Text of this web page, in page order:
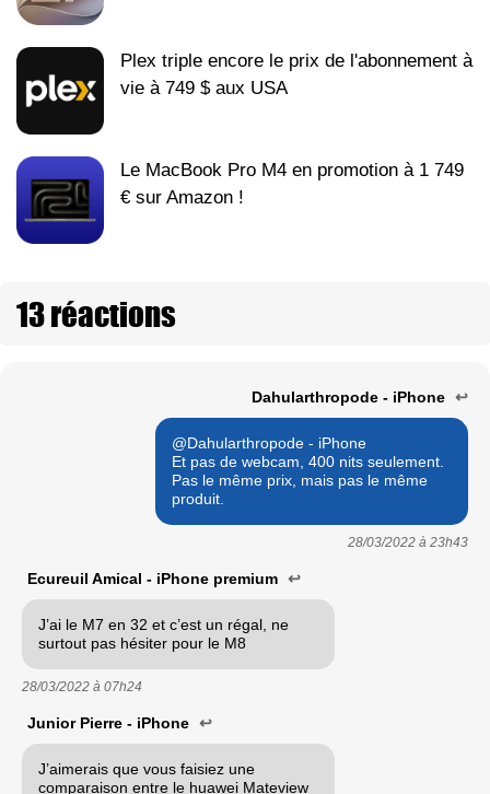
Plex triple encore le prix de l'abonnement à
vie à 749 $ aux USA
Le MacBook Pro M4 en promotion à 1 749
€ sur Amazon !
13 réactions
Dahularthropode - iPhone ↩
@Dahularthropode - iPhone
Et pas de webcam, 400 nits seulement.
Pas le même prix, mais pas le même
produit.
28/03/2022 à 23h43
Ecureuil Amical - iPhone premium ↩
J’ai le M7 en 32 et c’est un régal, ne
surtout pas hésiter pour le M8
28/03/2022 à 07h24
Junior Pierre - iPhone ↩
J’aimerais que vous faisiez une
comparaison entre le huawei Mateview